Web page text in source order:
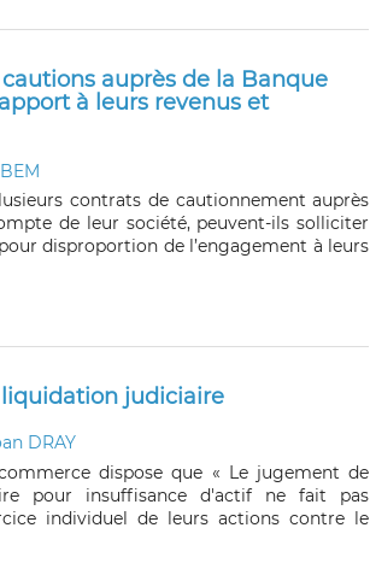
auprès de la Banque
à leurs revenus et
contrats de cautionnement auprès
de leur société, peuvent-ils solliciter
disproportion de l’engagement à leurs
judiciaire
DRAY
dispose que « Le jugement de
pour insuffisance d'actif ne fait pas
individuel de leurs actions contre le